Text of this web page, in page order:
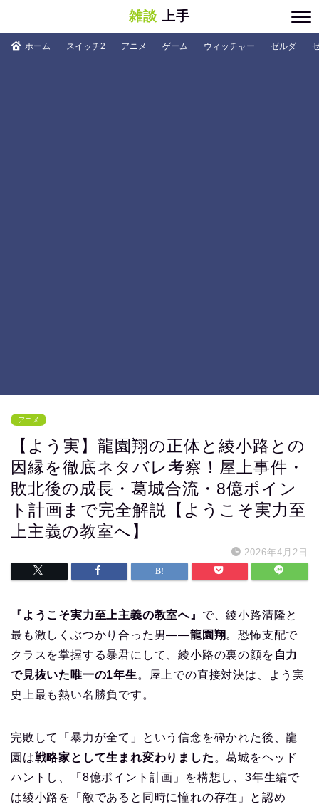
雑談 上手
ホーム スイッチ2 アニメ ゲーム ウィッチャー ゼルダ
アニメ
【よう実】龍園翔の正体と綾小路との
因縁を徹底ネタバレ考察！屋上事件・
敗北後の成長・葛城合流・8億ポイン
ト計画まで完全解説【ようこそ実力至
上主義の教室へ】
2026年4月2日
『ようこそ実力至上主義の教室へ』 で、綾小路清隆と
最も激しくぶつかり合った男――龍園翔 。恐怖支配で
クラスを掌握する暴君にして、綾小路の裏の顔を 自力
で見抜いた唯一の1年生 。屋上での直接対決は、よう実
史上最も熱い名勝負です。
完敗して「暴力が全て」という信念を砕かれた後、龍
園は戦略家として生まれ変わりました 。葛城をヘッド
ハントし、「8億ポイント計画」を構想し、3年生編で
は綾小路を「敵であると同時に憧れの存在」と認め